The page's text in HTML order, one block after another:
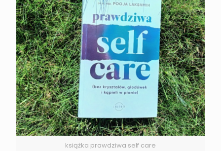
książka prawdziwa self care